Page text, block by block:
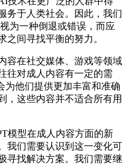
务于人类社会。因此，我们
为一种倒退或错误，而应
之间寻找平衡的努力。
在社交媒体、游戏等领域
往对成人内容有一定的需
为他们提供更加丰富和准确
，这些内容并不适合所有用
型在成人内容方面的新
我们需要认识到这一变化可
寻找解决方案。我们需要继